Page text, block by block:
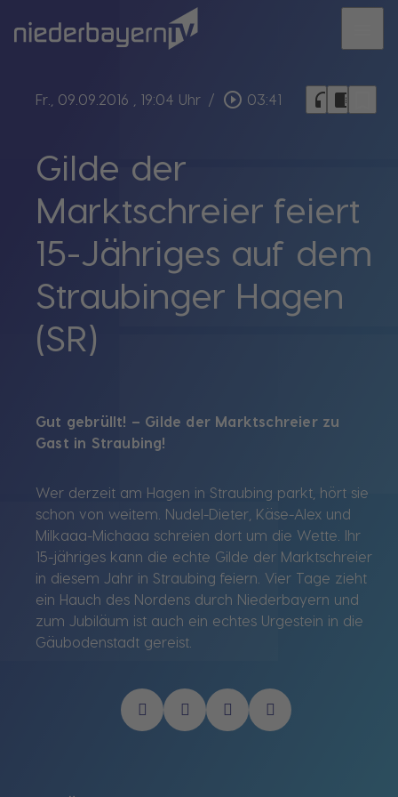
Fr., 09.09.2016 , 19:04 Uhr / play_circle_outline 03:41 headphones chrome_reader_mode
Gilde der
Marktschreier feiert
15-Jähriges auf dem
Straubinger Hagen
(SR)
Gut gebrüllt! – Gilde der Marktschreier zu
Gast in Straubing!
Wer derzeit am Hagen in Straubing parkt, hört sie
schon von weitem. Nudel-Dieter, Käse-Alex und
Milkaaa-Michaaa schreien dort um die Wette. Ihr
15-jähriges kann die echte Gilde der Marktschreier
in diesem Jahr in Straubing feiern. Vier Tage zieht
ein Hauch des Nordens durch Niederbayern und
zum Jubiläum ist auch ein echtes Urgestein in die
Gäubodenstadt gereist.